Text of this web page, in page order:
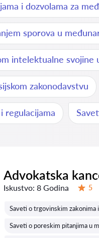
i dozvolama za
sporova u
intelektualne svojine
zakonodavstvu
regulacijama
Advokatska
Iskustvo: 8 Godina 5
Saveti o trgovinskim zakonima
Saveti o poreskim pitanjima u